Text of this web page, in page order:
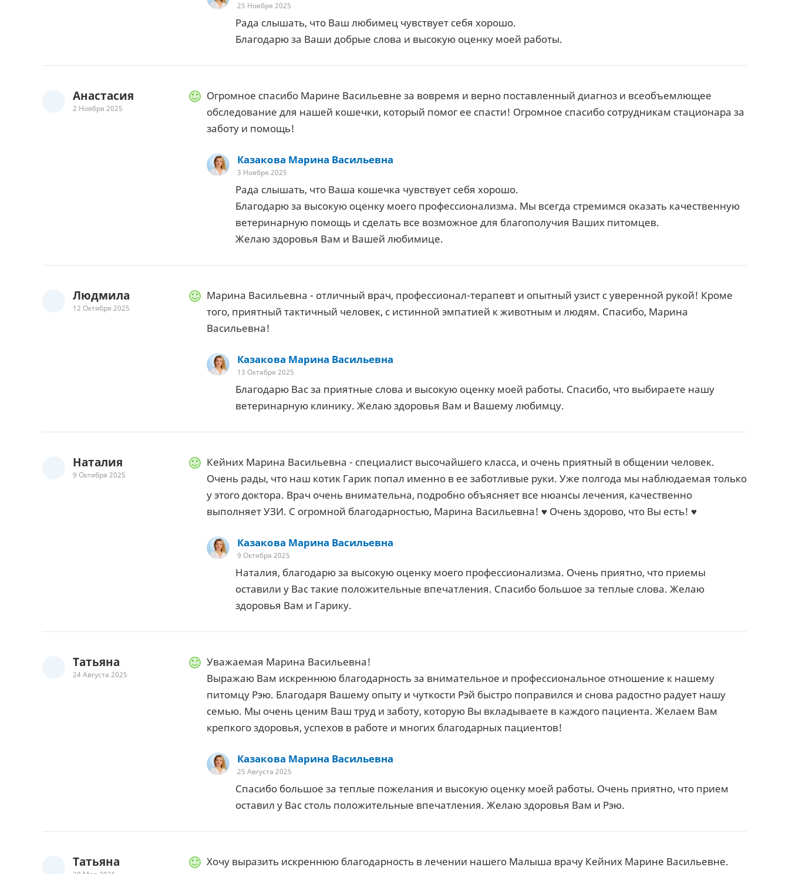
25 Ноября 2025
Рада слышать, что Ваш любимец чувствует себя хорошо.
Благодарю за Ваши добрые слова и высокую оценку моей работы.
Анастасия
2 Ноября 2025
Огромное спасибо Марине Васильевне за вовремя и верно поставленный диагноз и всеобъемлющее
обследование для нашей кошечки, который помог ее спасти! Огромное спасибо сотрудникам стационара за
заботу и помощь!
Казакова Марина Васильевна
3 Ноября 2025
Рада слышать, что Ваша кошечка чувствует себя хорошо.
Благодарю за высокую оценку моего профессионализма. Мы всегда стремимся оказать качественную
ветеринарную помощь и сделать все возможное для благополучия Ваших питомцев.
Желаю здоровья Вам и Вашей любимице.
Людмила
12 Октября 2025
Марина Васильевна - отличный врач, профессионал-терапевт и опытный узист с уверенной рукой! Кроме
того, приятный тактичный человек, с истинной эмпатией к животным и людям. Спасибо, Марина
Васильевна!
Казакова Марина Васильевна
13 Октября 2025
Благодарю Вас за приятные слова и высокую оценку моей работы. Спасибо, что выбираете нашу
ветеринарную клинику. Желаю здоровья Вам и Вашему любимцу.
Наталия
9 Октября 2025
Кейних Марина Васильевна - специалист высочайшего класса, и очень приятный в общении человек.
Очень рады, что наш котик Гарик попал именно в ее заботливые руки. Уже полгода мы наблюдаемая только
у этого доктора. Врач очень внимательна, подробно объясняет все нюансы лечения, качественно
выполняет УЗИ. С огромной благодарностью, Марина Васильевна! ♥️ Очень здорово, что Вы есть! ♥️
Казакова Марина Васильевна
9 Октября 2025
Наталия, благодарю за высокую оценку моего профессионализма. Очень приятно, что приемы
оставили у Вас такие положительные впечатления. Спасибо большое за теплые слова. Желаю
здоровья Вам и Гарику.
Татьяна
24 Августа 2025
Уважаемая Марина Васильевна!
Выражаю Вам искреннюю благодарность за внимательное и профессиональное отношение к нашему
питомцу Рэю. Благодаря Вашему опыту и чуткости Рэй быстро поправился и снова радостно радует нашу
семью. Мы очень ценим Ваш труд и заботу, которую Вы вкладываете в каждого пациента. Желаем Вам
крепкого здоровья, успехов в работе и многих благодарных пациентов!
Казакова Марина Васильевна
25 Августа 2025
Спасибо большое за теплые пожелания и высокую оценку моей работы. Очень приятно, что прием
оставил у Вас столь положительные впечатления. Желаю здоровья Вам и Рэю.
Татьяна
Хочу выразить искреннюю благодарность в лечении нашего Малыша врачу Кейних Марине Васильевне.